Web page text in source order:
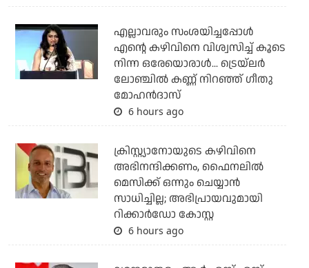
എല്ലാവരും സംശയിച്ചപ്പോള്‍
എന്റെ കഴിവിനെ വിശ്വസിച്ച് കൂടെ
നിന്ന ഒരേയൊരാള്‍... ട്രെയ്‌ലര്‍
ലോഞ്ചില്‍ കണ്ണ് നിറഞ്ഞ് ഗീതു
മോഹന്‍ദാസ്
6 hours ago
ക്രിസ്റ്റ്യാനോയുടെ കഴിവിനെ
അഭിനന്ദിക്കണം, ഫൈനലില്‍
മെസിക്ക് ഒന്നും ചെയ്യാന്‍
സാധിച്ചില്ല; അഭിപ്രായവുമായി
റിക്കാര്‍ഡോ കോസ്റ്റ
6 hours ago